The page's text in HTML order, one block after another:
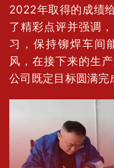
2022年取得的成绩
了精彩点评并强调
习，保持铆焊车间
风，在接下来的生
公司既定目标圆满完